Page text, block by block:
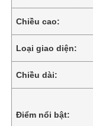
Chiều cao:
Loại giao diện:
Chiều dài:
Điểm nổi bật: